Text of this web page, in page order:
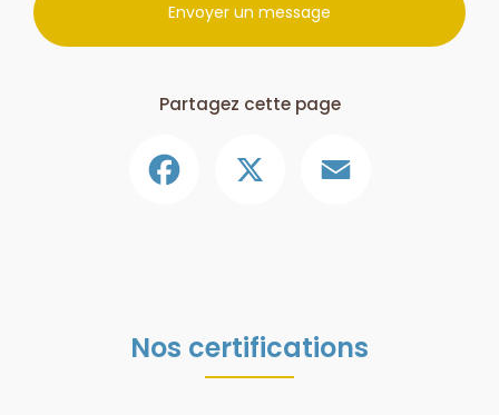
Envoyer un message
Partagez cette page
Nos certifications